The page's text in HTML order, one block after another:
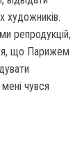
художників.
репродукцій,
що Парижем
чувся